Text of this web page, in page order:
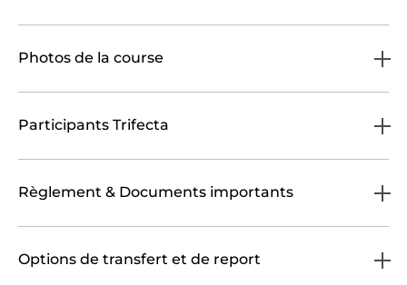
Photos de la course
Participants Trifecta
Règlement & Documents importants
Options de transfert et de report